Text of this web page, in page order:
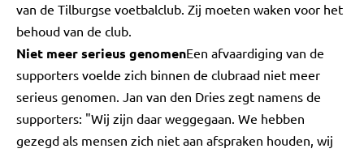
van de Tilburgse voetbalclub. Zij moeten waken voor het
behoud van de club.
Niet meer serieus genomenEen afvaardiging van de
supporters voelde zich binnen de clubraad niet meer
serieus genomen. Jan van den Dries zegt namens de
supporters: "Wij zijn daar weggegaan. We hebben
gezegd als mensen zich niet aan afspraken houden, wij